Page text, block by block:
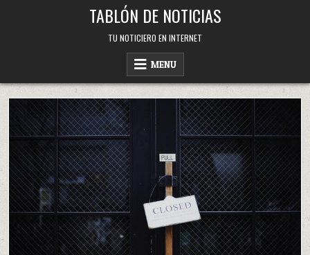
TABLÓN DE NOTICIAS
TU NOTICIERO EN INTERNET
MENU